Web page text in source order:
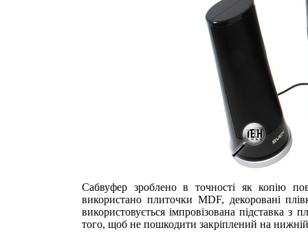
Сабвуфер зроблено в точності як копію
використано плиточки MDF, декоровані
використовується імпровізована підставка
того, щоб не пошкодити закріплений на